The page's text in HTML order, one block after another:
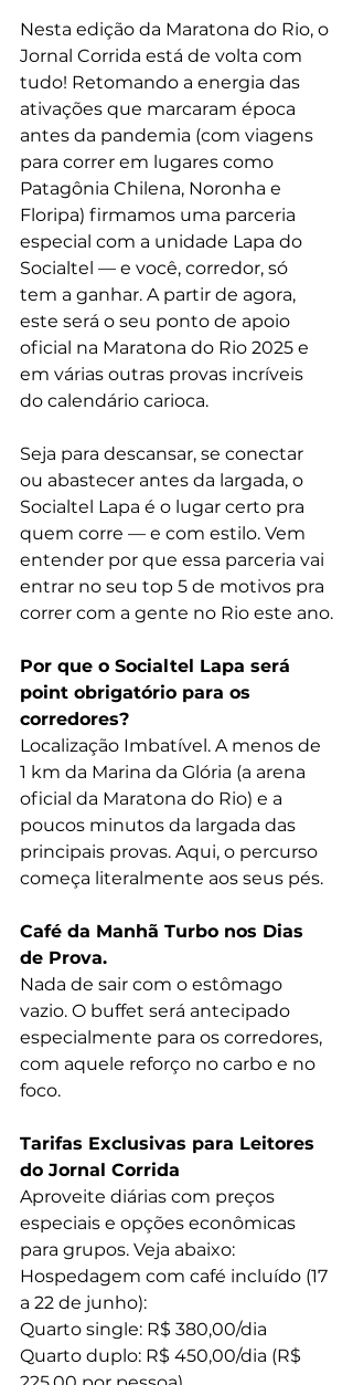
Nesta edição da Maratona do Rio, o
Jornal Corrida está de volta com
tudo! Retomando a energia das
ativações que marcaram época
antes da pandemia (com viagens
para correr em lugares como
Patagônia Chilena, Noronha e
Floripa) firmamos uma parceria
especial com a unidade Lapa do
Socialtel — e você, corredor, só
tem a ganhar. A partir de agora,
este será o seu ponto de apoio
oficial na Maratona do Rio 2025 e
em várias outras provas incríveis
do calendário carioca.
Seja para descansar, se conectar
ou abastecer antes da largada, o
Socialtel Lapa é o lugar certo pra
quem corre — e com estilo. Vem
entender por que essa parceria vai
entrar no seu top 5 de motivos pra
correr com a gente no Rio este ano.
Por que o Socialtel Lapa será
point obrigatório para os
corredores?
Localização Imbatível. A menos de
1 km da Marina da Glória (a arena
oficial da Maratona do Rio) e a
poucos minutos da largada das
principais provas. Aqui, o percurso
começa literalmente aos seus pés.
Café da Manhã Turbo nos Dias
de Prova.
Nada de sair com o estômago
vazio. O buffet será antecipado
especialmente para os corredores,
com aquele reforço no carbo e no
foco.
Tarifas Exclusivas para Leitores
do Jornal Corrida
Aproveite diárias com preços
especiais e opções econômicas
para grupos. Veja abaixo:
Hospedagem com café incluído (17
a 22 de junho):
Quarto single: R$ 380,00/dia
Quarto duplo: R$ 450,00/dia (R$